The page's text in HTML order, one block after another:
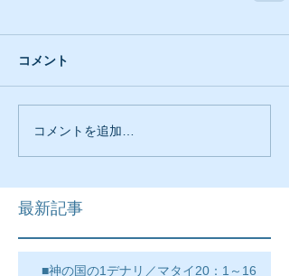
コメント
コメントを追加…
最新記事
■神の国の1デナリ／マタイ20：1～16